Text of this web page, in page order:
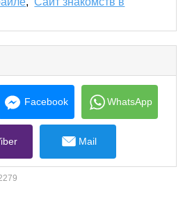
Facebook WhatsApp
Mail